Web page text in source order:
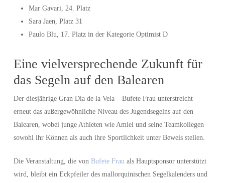
Mar Gavari, 24. Platz
Sara Jaen, Platz 31
Paulo Blu, 17. Platz in der Kategorie Optimist D
Eine vielversprechende Zukunft für
das Segeln auf den Balearen
Der diesjährige Gran Día de la Vela – Bufete Frau unterstreicht
erneut das außergewöhnliche Niveau des Jugendsegelns auf den
Balearen, wobei junge Athleten wie Amiel und seine Teamkollegen
sowohl ihr Können als auch ihre Sportlichkeit unter Beweis stellen.
Die Veranstaltung, die von Bufete Frauals Hauptsponsor unterstützt
wird, bleibt ein Eckpfeiler des mallorquinischen Segelkalenders und